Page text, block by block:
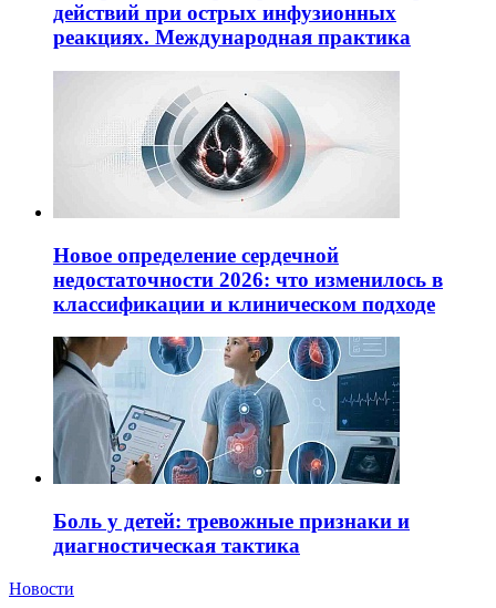
действий при острых инфузионных
реакциях. Международная практика
Новое определение сердечной
недостаточности 2026: что изменилось в
классификации и клиническом подходе
Боль у детей: тревожные признаки и
диагностическая тактика
Новости